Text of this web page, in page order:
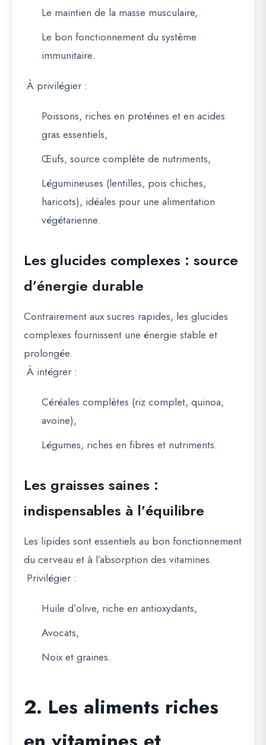
Le maintien de la masse musculaire,
Le bon fonctionnement du système
immunitaire.
À privilégier :
Poissons, riches en protéines et en acides
gras essentiels,
Œufs, source complète de nutriments,
Légumineuses (lentilles, pois chiches,
haricots), idéales pour une alimentation
végétarienne.
Les glucides complexes : source
d’énergie durable
Contrairement aux sucres rapides, les glucides
complexes fournissent une énergie stable et
prolongée.
À intégrer :
Céréales complètes (riz complet, quinoa,
avoine),
Légumes, riches en fibres et nutriments.
Les graisses saines :
indispensables à l’équilibre
Les lipides sont essentiels au bon fonctionnement
du cerveau et à l’absorption des vitamines.
Privilégier :
Huile d’olive, riche en antioxydants,
Avocats,
Noix et graines.
2. Les aliments riches